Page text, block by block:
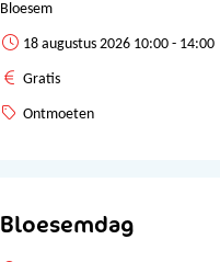
Bloesem
18 augustus 2026 10:00 - 14:00
Gratis
Ontmoeten
Bloesemdag